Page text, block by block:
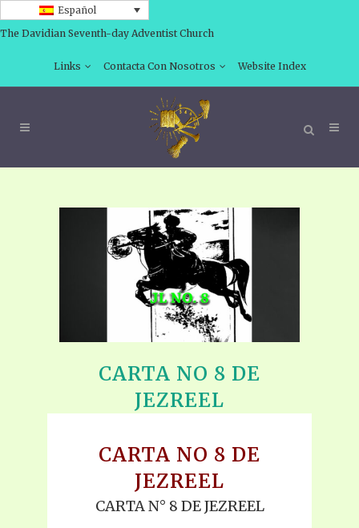
Español
The Davidian Seventh-day Adventist Church
Links Contacta Con Nosotros Website Index
CARTA NO 8 DE
JEZREEL
CARTA NO 8 DE
JEZREEL
CARTA N° 8 DE JEZREEL